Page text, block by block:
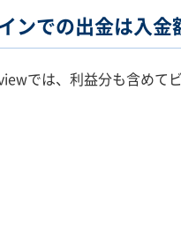
ンでの出金は入金
では、利益分も含めて